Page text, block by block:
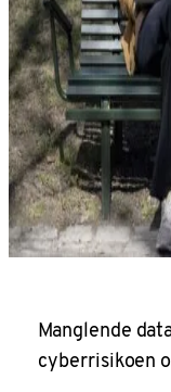
Manglende
cyberrisikoen